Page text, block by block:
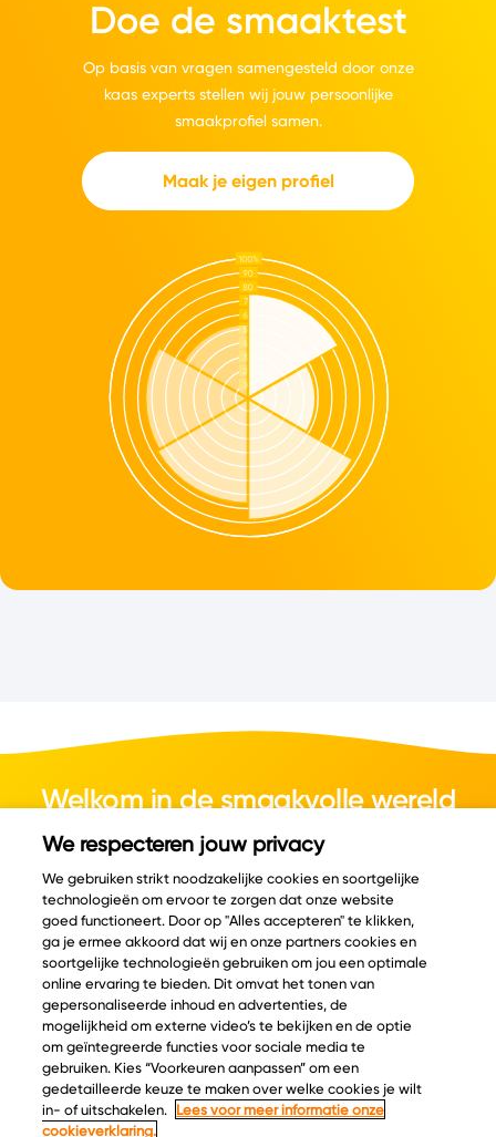
Doe de smaaktest
Op basis van vragen samengesteld door onze
kaas experts stellen wij jouw persoonlijke
smaakprofiel samen.
Maak je eigen profiel
Welkom in de smaakvolle wereld
van kaas.
© Copyright 2026 Velder
Inspiratie
Kaascatalogus
Recepten
Kaasplankjes
Informatie
Over ons
Ontdek
Keurmerken
We respecteren jouw privacy
We gebruiken strikt noodzakelijke cookies en soortgelijke
technologieën om ervoor te zorgen dat onze website
goed functioneert. Door op "Alles accepteren" te klikken,
ga je ermee akkoord dat wij en onze partners cookies en
soortgelijke technologieën gebruiken om jou een optimale
online ervaring te bieden. Dit omvat het tonen van
gepersonaliseerde inhoud en advertenties, de
mogelijkheid om externe video’s te bekijken en de optie
om geïntegreerde functies voor sociale media te
gebruiken. Kies “Voorkeuren aanpassen” om een
gedetailleerde keuze te maken over welke cookies je wilt
in- of uitschakelen.
Lees voor meer informatie onze
cookieverklaring.